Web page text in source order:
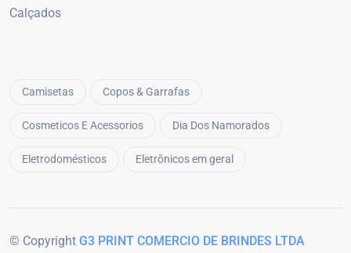
Calçados
Camisetas Copos & Garrafas
Cosmeticos E Acessorios Dia Dos Namorados
Eletrodomésticos Eletrônicos em geral
© Copyright G3 PRINT COMERCIO DE BRINDES LTDA